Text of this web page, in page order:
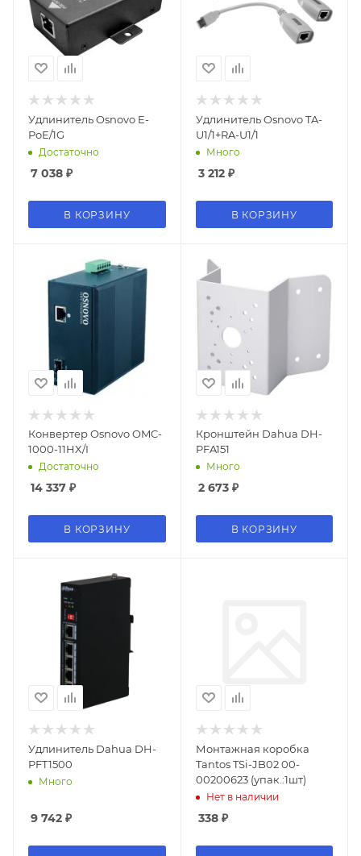
Удлинитель Osnovo E-
PoE/1G
Достаточно
7 038 ₽
В КОРЗИНУ
Удлинитель Osnovo TA-
U1/1+RA-U1/1
Много
3 212₽
В КОРЗИНУ
Конвертер Osnovo OMC-
1000-11HX/I
Достаточно
14 337 ₽
В КОРЗИНУ
Кронштейн Dahua DH-
PFA151
Много
2 673₽
В КОРЗИНУ
Удлинитель Dahua DH-
PFT1500
Много
9 742 ₽
Монтажная коробка
Tantos TSi-JB02 00-
00200623 (упак.:1шт)
Нет в наличии
338₽